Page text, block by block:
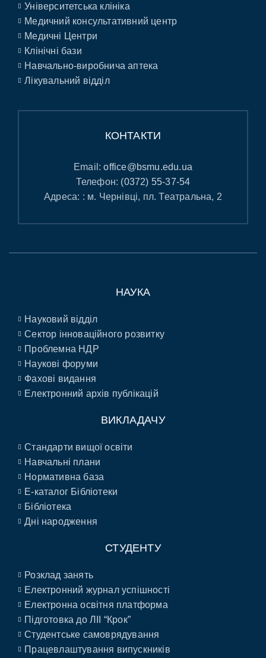
Університетська клініка
Медичний консультативний центр
Медичні Центри
Клінічні бази
Навчально-виробнича аптека
Лікувальний відділ
КОНТАКТИ
Email:office@bsmu.edu.ua
Телефон: (0372) 55-37-54
Адреса: : м. Чернівці, пл. Театральна, 2
НАУКА
Науковий відділ
Сектор інноваційного розвитку
Проблемна НДР
Наукові форуми
Фахові видання
Електронний архів публікацій
ВИКЛАДАЧУ
Стандарти вищої освіти
Навчальні плани
Нормативна база
E-каталог Бібліотеки
Бібліотека
Дні народження
СТУДЕНТУ
Розклад занять
Електронний журнал успішності
Електронна освітня платформа
Підготовка до ЛІІ “Крок”
Студентське самоврядування
Працевлаштування випускників